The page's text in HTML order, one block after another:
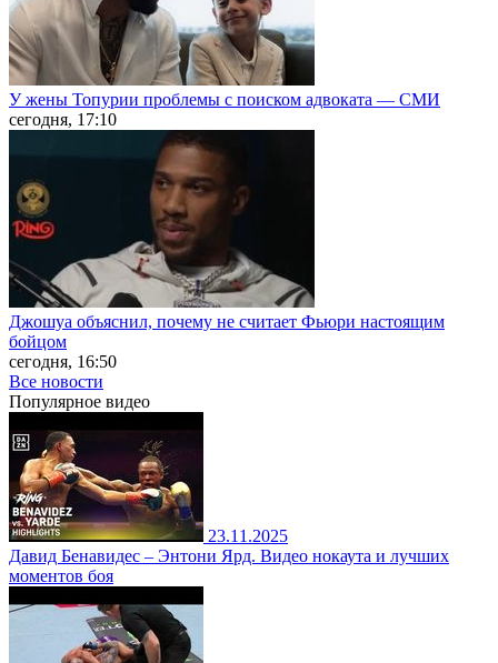
У жены Топурии проблемы с поиском адвоката — СМИ
сегодня, 17:10
Джошуа объяснил, почему не считает Фьюри настоящим
бойцом
сегодня, 16:50
Все новости
Популярное видео
23.11.2025
Давид Бенавидес – Энтони Ярд. Видео нокаута и лучших
моментов боя